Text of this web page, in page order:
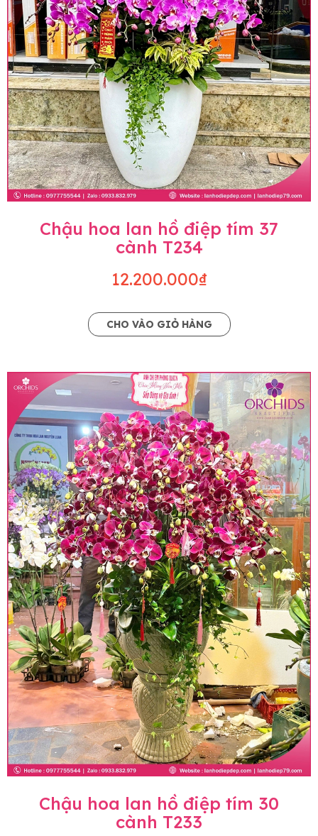
Chậu hoa lan hồ điệp tím 37
cành T234
12.200.000₫
CHO VÀO GIỎ HÀNG
Chậu hoa lan hồ điệp tím 30
cành T233